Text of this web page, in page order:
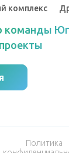
комплекс
команды
Политика